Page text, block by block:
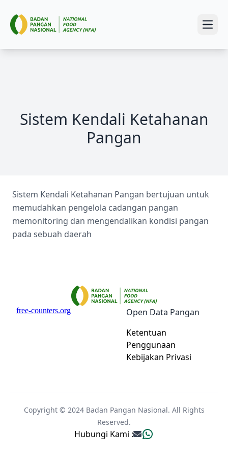
Open
Sistem Kendali Ketahanan
Pangan
Sistem Kendali Ketahanan Pangan bertujuan untuk
memudahkan pengelola cadangan pangan
memonitoring dan mengendalikan kondisi pangan
pada sebuah daerah
Open Data Pangan
Ketentuan
Penggunaan
Kebijakan Privasi
Copyright © 2024 Badan Pangan Nasional. All Rights
Reserved.
Hubungi Kami :